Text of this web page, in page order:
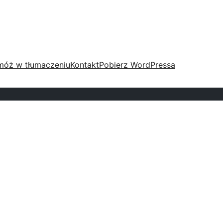
w tłumaczeniuKontaktPobierz WordPressa